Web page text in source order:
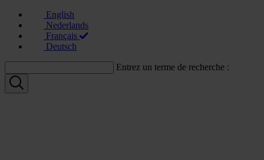
English
Nederlands
Français
Deutsch
Entrez un terme de recherche :